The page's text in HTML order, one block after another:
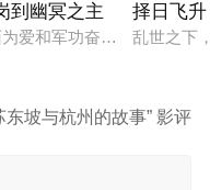
的少年锤锤和他性格各
到幽冥之主
爱和军功奋斗三年，却被
择日飞升
乱世之下
东坡与杭州的故事” 影评